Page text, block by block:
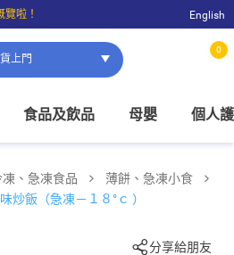
覽啦！
即可免費店取。
English
上門
0
食品及飲品 母嬰 個人
凍、急凍食品
薄餅、急凍小食
炒飯（急凍－１８°ｃ ）
分享給朋友